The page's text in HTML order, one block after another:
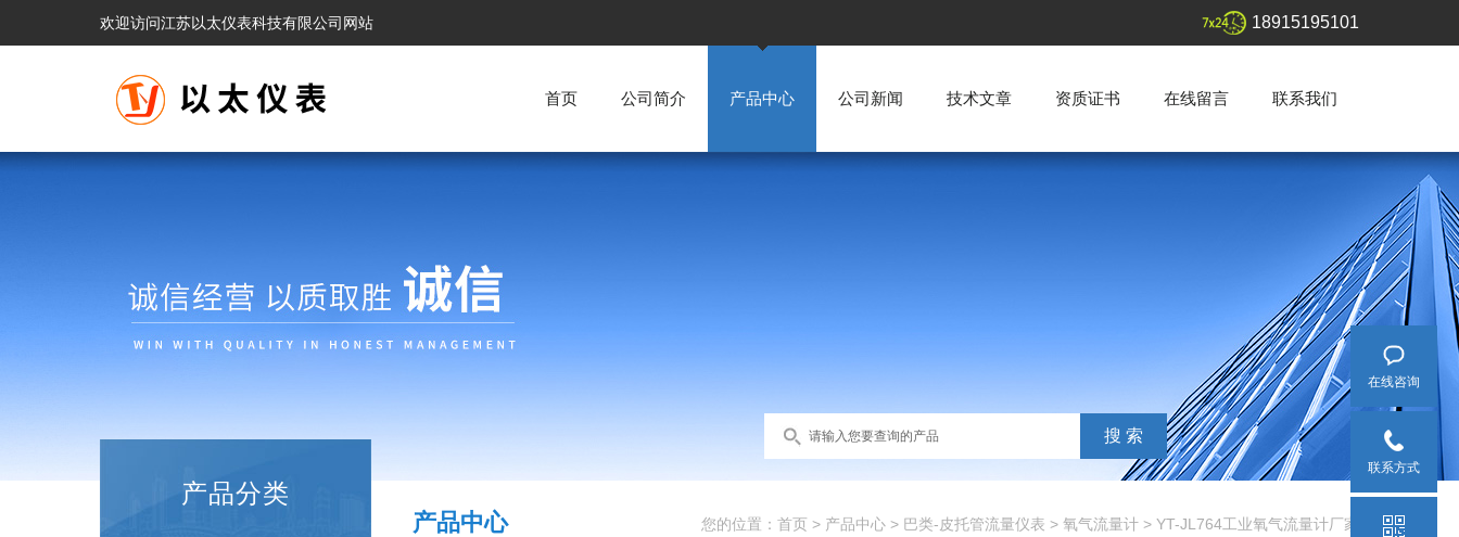
欢迎访问江苏以太仪表科技有限公司网站 18915195101
首页 公司简介 产品中心 公司新闻 技术文章 资质证书 在线留言 联系我们
产品分类
您的位置： 首页 > 产品中心 > 巴类-皮托管流量仪表 > 氧气流量计 > YT-JL764工业氧气流量计厂家
产品中心
在线咨询
联系方式